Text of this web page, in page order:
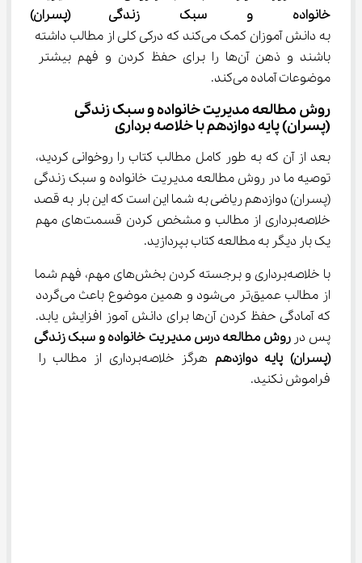
خانواده و سبک زندگی (پسران)
به دانش آموزان کمک می‌کند که درکی کلی از مطالب داشته
باشند و ذهن آن‌‌ها را برای حفظ کردن و فهم بیشتر
موضوعات آماده می‌کند.
روش مطالعه مدیریت خانواده و سبک زندگی
(پسران) پایه دوازدهم با خلاصه برداری
بعد از آن که به طور کامل مطالب کتاب را روخوانی کردید،
توصیه ما در روش مطالعه مدیریت خانواده و سبک زندگی
(پسران) دوازدهم ریاضی به شما این است که این بار به قصد
خلاصه‌برداری از مطالب و مشخص کردن قسمت‌های مهم
یک بار دیگر به مطالعه کتاب بپردازید.
با خلاصه‌برداری و برجسته کردن بخش‌های مهم، فهم شما
از مطالب عمیق‌تر می‌شود و همین موضوع باعث می‌گردد
که آمادگی حفظ کردن آن‌ها برای دانش آموز افزایش یابد.
پس در روش مطالعه درس مدیریت خانواده و سبک زندگی
(پسران) پایه دوازدهم
هرگز خلاصه‌برداری از مطالب را
فراموش نکنید.